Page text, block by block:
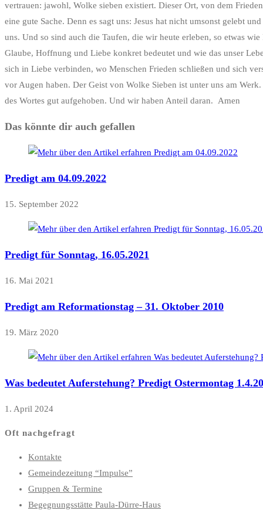
vertrauen: jawohl, Wolke sieben existiert. Dieser Ort, von dem
eine gute Sache. Denn es sagt uns: Jesus hat nicht umsonst gelebt
uns. Und so sind auch die Taufen, die wir heute erleben, so etwas
Glaube, Hoffnung und Liebe konkret bedeutet und wie das unser
sich in Liebe verbinden, wo Menschen Frieden schließen und sich
vor Augen haben. Der Geist von Wolke Sieben ist unter uns am
des Wortes gut aufgehoben. Und wir haben Anteil daran. Amen
Das könnte dir auch gefallen
Predigt am 04.09.2022
15. September 2022
Predigt für Sonntag, 16.05.2021
16. Mai 2021
Predigt am Reformationstag – 31. Oktober 2010
19. März 2020
Was bedeutet Auferstehung? Predigt Ostermontag
1. April 2024
Oft nachgefragt
Kontakte
Gemeindezeitung “Impulse”
Gruppen & Termine
Begegnungsstätte Paula-Dürre-Haus